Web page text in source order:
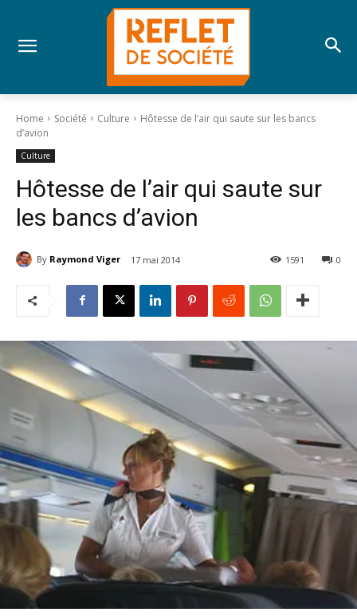
Home Société Culture
Hôtesse de l’air qui saute sur les bancs
d’avion
Culture
Hôtesse de l’air qui saute sur
les bancs d’avion
By Raymond Viger 17 mai 2014 0
1591